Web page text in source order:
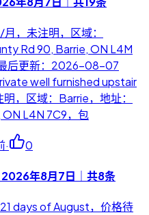
，未注明，区域：
Rd 90, Barrie, ON L4M
后更新：2026-08-07
well furnished upstair
，区域：Barrie，地址：
L4N 7C9，包
· 0
年8月7日｜共8条
days of August，价格待